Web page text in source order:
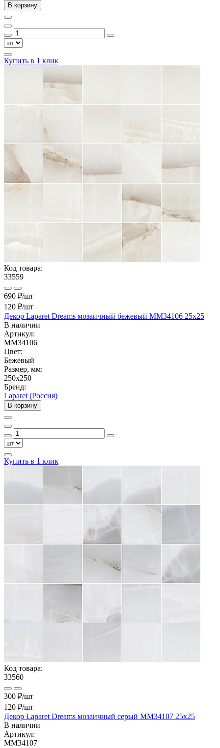
В корзину
Купить в 1 клик
Код товара:
33559
690 ₽/шт
120 ₽/шт
Декор Laparet Dreams мозаичный бежевый MM34106 25х25
В наличии
Артикул:
MM34106
Цвет:
Бежевый
Размер, мм:
250x250
Бренд:
Laparet (Россия)
В корзину
Купить в 1 клик
Код товара:
33560
300 ₽/шт
120 ₽/шт
Декор Laparet Dreams мозаичный серый MM34107 25х25
В наличии
Артикул:
MM34107